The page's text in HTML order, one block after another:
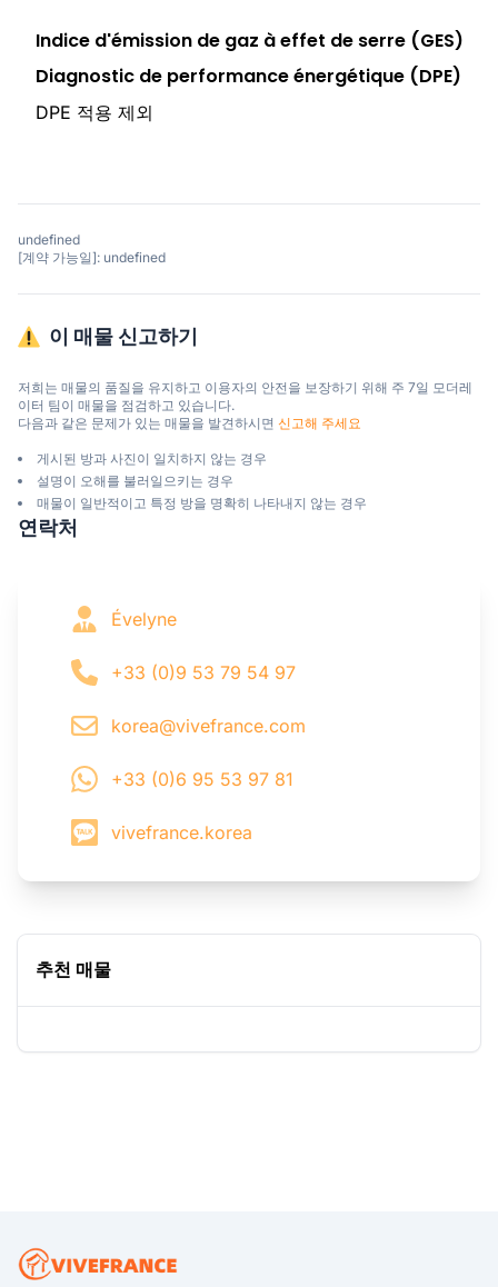
Indice d'émission de gaz à effet de serre (GES)
Diagnostic de performance énergétique (DPE)
DPE 적용 제외
undefined
[계약 가능일]: undefined
이 매물 신고하기
저희는 매물의 품질을 유지하고 이용자의 안전을 보장하기 위해 주 7일 모더레
이터 팀이 매물을 점검하고 있습니다.
다음과 같은 문제가 있는 매물을 발견하시면 신고해 주세요
게시된 방과 사진이 일치하지 않는 경우
설명이 오해를 불러일으키는 경우
매물이 일반적이고 특정 방을 명확히 나타내지 않는 경우
연락처
Évelyne
+33 (0)9 53 79 54 97
korea@vivefrance.com
+33 (0)6 95 53 97 81
vivefrance.korea
추천 매물